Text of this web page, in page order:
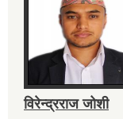
विरेन्द्रराज जोशी